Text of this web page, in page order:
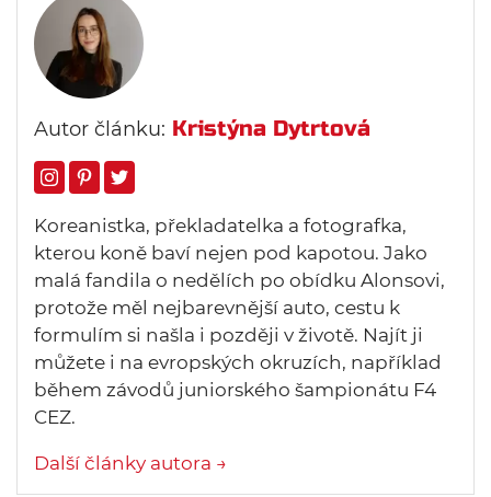
Autor článku: Kristýna Dytrtová
Koreanistka, překladatelka a fotografka,
kterou koně baví nejen pod kapotou. Jako
malá fandila o nedělích po obídku Alonsovi,
protože měl nejbarevnější auto, cestu k
formulím si našla i později v životě. Najít ji
můžete i na evropských okruzích, například
během závodů juniorského šampionátu F4
CEZ.
Další články autora →